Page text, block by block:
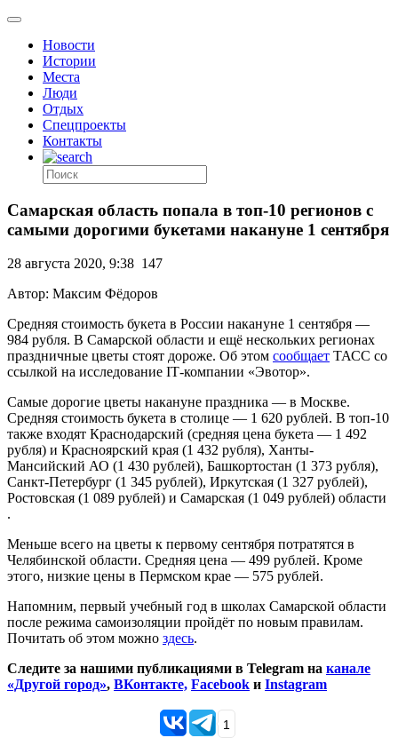
Новости
Истории
Места
Люди
Отдых
Спецпроекты
Контакты
Самарская область попала в топ-10 регионов с
самыми дорогими букетами накануне 1 сентября
28 августа 2020, 9:38 147
Автор: Максим Фёдоров
Средняя стоимость букета в России накануне 1 сентября —
984 рубля. В Самарской области и ещё нескольких регионах
праздничные цветы стоят дороже. Об этом сообщает ТАСС со
ссылкой на исследование IТ-компании «Эвотор».
Самые дорогие цветы накануне праздника — в Москве.
Средняя стоимость букета в столице — 1 620 рублей. В топ-10
также входят Краснодарский (средняя цена букета — 1 492
рубля) и Красноярский края (1 432 рубля), Ханты-
Мансийский АО (1 430 рублей), Башкортостан (1 373 рубля),
Санкт-Петербург (1 345 рублей), Иркутская (1 327 рублей),
Ростовская (1 089 рублей) и Самарская (1 049 рублей) области
.
Меньше всего на цветы к первому сентября потратятся в
Челябинской области. Средняя цена — 499 рублей. Кроме
этого, низкие цены в Пермском крае — 575 рублей.
Напомним, первый учебный год в школах Самарской области
после режима самоизоляции пройдёт по новым правилам.
Почитать об этом можно здесь.
Следите за нашими публикациями в Telegram на канале
«Другой город», ВКонтакте, Facebook и Instagram
1